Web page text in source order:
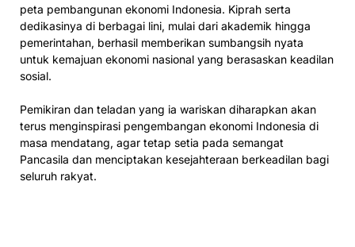
peta pembangunan ekonomi Indonesia. Kiprah serta
dedikasinya di berbagai lini, mulai dari akademik hingga
pemerintahan, berhasil memberikan sumbangsih nyata
untuk kemajuan ekonomi nasional yang berasaskan keadilan
sosial.
Pemikiran dan teladan yang ia wariskan diharapkan akan
terus menginspirasi pengembangan ekonomi Indonesia di
masa mendatang, agar tetap setia pada semangat
Pancasila dan menciptakan kesejahteraan berkeadilan bagi
seluruh rakyat.